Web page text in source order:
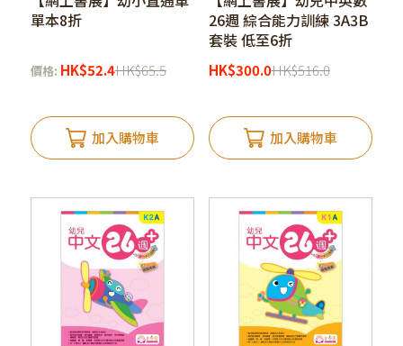
單本8折
價格: HK$52.4HK$65.5
加入購物車
26週 綜合能力訓練 3A3B
套裝 低至6折
HK$300.0HK$516.0
加入購物車